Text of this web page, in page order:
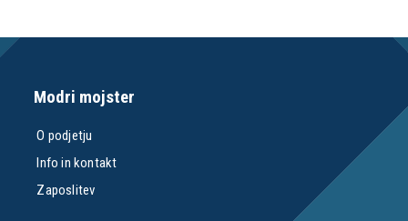
Modri mojster
O podjetju
Info in kontakt
Zaposlitev